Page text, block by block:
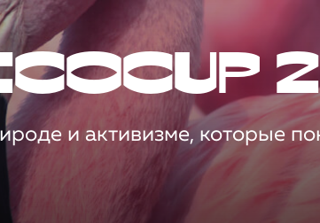
и активизме, которые